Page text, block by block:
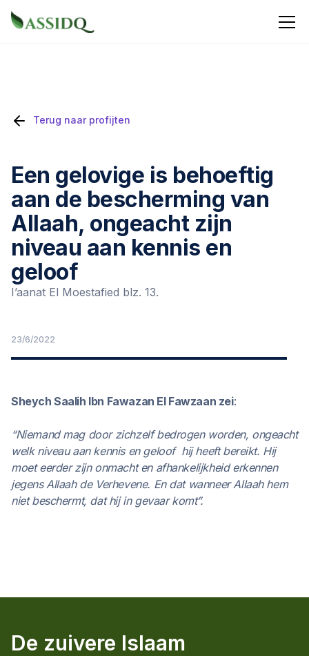
Terug naar profijten
Een gelovige is behoeftig
aan de bescherming van
Allaah, ongeacht zijn
niveau aan kennis en
geloof
I’aanat El Moestafied blz. 13.
23/6/2022
Sheych Saalih Ibn Fawazan El Fawzaan zei:
“Niemand mag door zichzelf bedrogen worden, ongeacht
welk niveau aan kennis en geloof hij heeft bereikt. Hij
moet eerder zijn onmacht en afhankelijkheid erkennen
jegens Allaah de Verhevene. En dat wanneer Allaah hem
niet beschermt, dat hij in gevaar komt”.
De zuivere Islaam